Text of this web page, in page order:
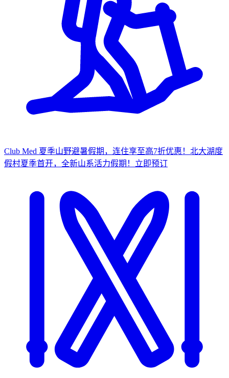
Club Med 夏季山野避暑假期，连住享至高7折优惠！ 北大湖度
假村夏季首开，全新山系活力假期！ 立 即预订